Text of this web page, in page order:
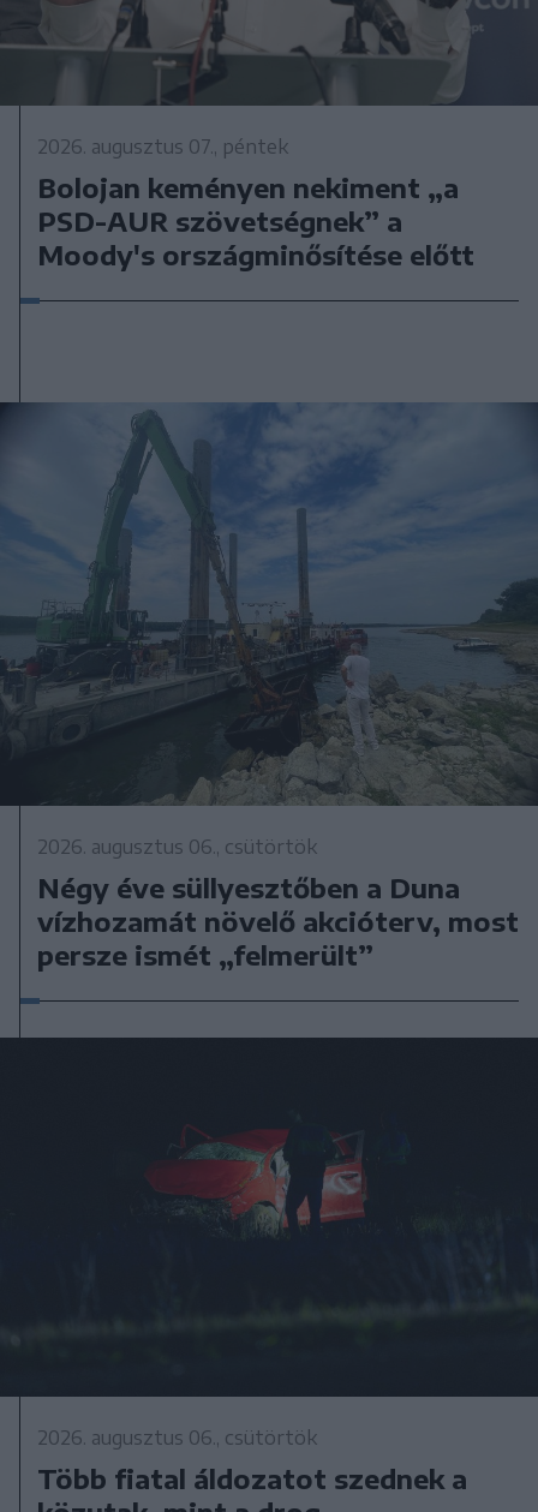
2026. augusztus 07., péntek
Bolojan keményen nekiment „a
PSD-AUR szövetségnek” a
Moody's országminősítése előtt
2026. augusztus 06., csütörtök
Négy éve süllyesztőben a Duna
vízhozamát növelő akcióterv, most
persze ismét „felmerült”
2026. augusztus 06., csütörtök
Több fiatal áldozatot szednek a